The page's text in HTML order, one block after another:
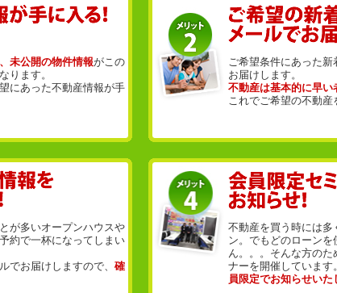
未公開の物件情報がこの
ります。
にあった不動産情報が手
ご希望条件にあった
お届けします。
不動産は基本的に早い
これでご希望の不動
が多いオープンハウスや
約で一杯になってしまい
でお届けしますので、 確
不動産を買う時には
ン。でもどのローン
ん。。。そんな方の
ナーを開催しています
員限定でお知らせいた